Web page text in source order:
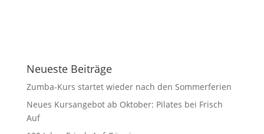
Neueste Beiträge
Zumba-Kurs startet wieder nach den Sommerferien
Neues Kursangebot ab Oktober: Pilates bei Frisch
Auf